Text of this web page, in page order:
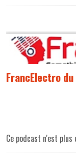
FrancElectro
Ce podcast n'est